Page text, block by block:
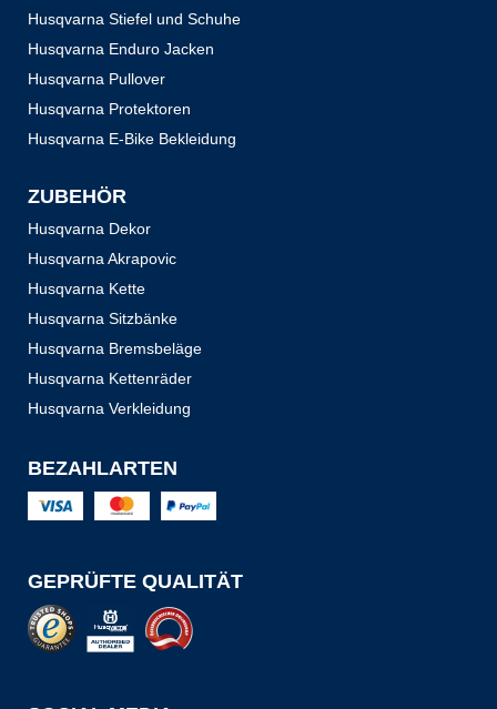
Husqvarna Stiefel und Schuhe
Husqvarna Enduro Jacken
Husqvarna Pullover
Husqvarna Protektoren
Husqvarna E-Bike Bekleidung
ZUBEHÖR
Husqvarna Dekor
Husqvarna Akrapovic
Husqvarna Kette
Husqvarna Sitzbänke
Husqvarna Bremsbeläge
Husqvarna Kettenräder
Husqvarna Verkleidung
BEZAHLARTEN
GEPRÜFTE QUALITÄT